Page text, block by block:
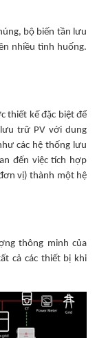
bộ biến tần lưu
nhiều tình huống.
thiết kế đặc biệt để
trữ PV với dung
các hệ thống lưu
đến việc tích hợp
vị) thành một hệ
thông minh của
cả các thiết bị khi